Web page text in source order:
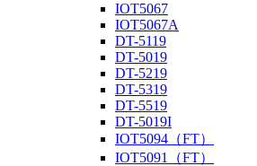
IOT5067
IOT5067A
DT-5119
DT-5019
DT-5219
DT-5319
DT-5519
DT-5019I
IOT5094（FT）
IOT5091（FT）